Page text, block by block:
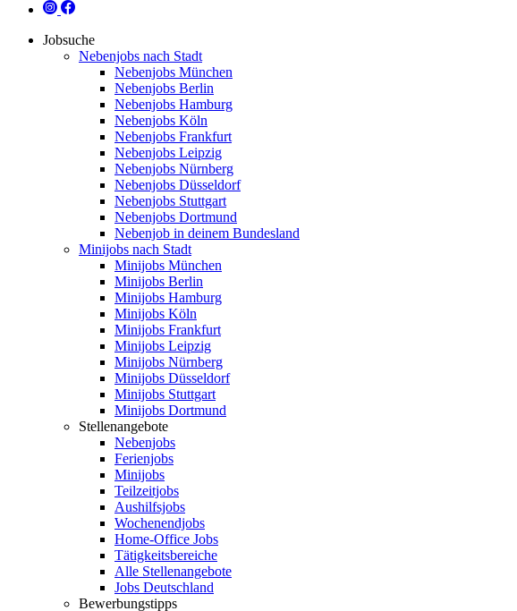
Jobsuche
Nebenjobs nach Stadt
Nebenjobs München
Nebenjobs Berlin
Nebenjobs Hamburg
Nebenjobs Köln
Nebenjobs Frankfurt
Nebenjobs Leipzig
Nebenjobs Nürnberg
Nebenjobs Düsseldorf
Nebenjobs Stuttgart
Nebenjobs Dortmund
Nebenjob in deinem Bundesland
Minijobs nach Stadt
Minijobs München
Minijobs Berlin
Minijobs Hamburg
Minijobs Köln
Minijobs Frankfurt
Minijobs Leipzig
Minijobs Nürnberg
Minijobs Düsseldorf
Minijobs Stuttgart
Minijobs Dortmund
Stellenangebote
Nebenjobs
Ferienjobs
Minijobs
Teilzeitjobs
Aushilfsjobs
Wochenendjobs
Home-Office Jobs
Tätigkeitsbereiche
Alle Stellenangebote
Jobs Deutschland
Bewerbungstipps